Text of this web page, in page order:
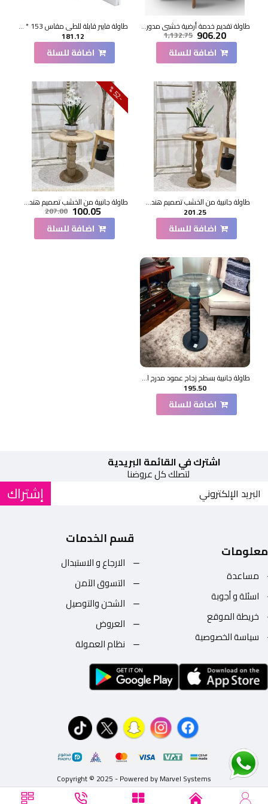
طاولة تقديم خدمة أرضية خشبي مدور 120*120*33سم
906.20
1,132.75
اضافة للسلة
طاولة فايبر قابلة للطي مقاس 153 * 70*73سم
181.12
اضافة للسلة
طاولة جانبية من الخشب تصميم هندسي ابداع مقاس51×36×36سم
201.25
اضافة للسلة
-
5
2
%
طاولة جانبية من الخشب تصميم هندسي ابداع مقاس47×44×44سم
100.05
207.00
اضافة للسلة
طاولة جانبية بسطح زجاج عمود مدرج اسود 35×35×75سم
195.50
اضافة للسلة
اشترك في القائمة البريدية
لتصلك كل عروضنا
إشتراك
معلومات
مساعدة
اسئلة و أجوبة
خريطة الموقع
سياسة الخصوصية
قسم الخدمات
الارجاع و الاستبدال
التسوق الآمن
الشحن والتوصيل
العروض
نظام العمولة
Copyright © 2025 - Powered by Marvel Systems